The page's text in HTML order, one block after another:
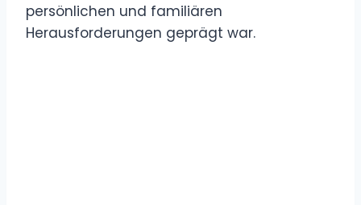
persönlichen und familiären
Herausforderungen geprägt war.